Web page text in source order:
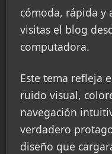
cómoda, rápida y
visitas el blog
computadora.
Este tema refleja
ruido visual,
navegación
verdadero
diseño que